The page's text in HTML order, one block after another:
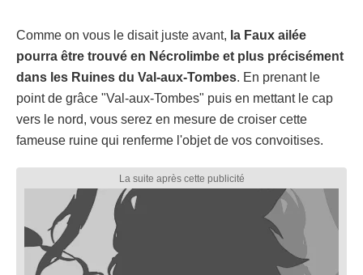
Comme on vous le disait juste avant, la Faux ailée
pourra être trouvé en Nécrolimbe et plus précisément
dans les Ruines du Val-aux-Tombes. En prenant le
point de grâce "Val-aux-Tombes" puis en mettant le cap
vers le nord, vous serez en mesure de croiser cette
fameuse ruine qui renferme l'objet de vos convoitises.